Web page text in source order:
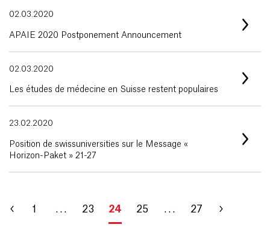
02.03.2020
APAIE 2020 Postponement Announcement
02.03.2020
Les études de médecine en Suisse restent populaires
23.02.2020
Position de swissuniversities sur le Message «
Horizon-Paket » 21-27
1 . . . 23 24 25 . . . 27